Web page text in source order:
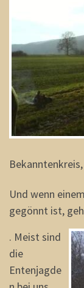
Und wenn
gegönnt ist,
. Meist sind
die
Entenjagde